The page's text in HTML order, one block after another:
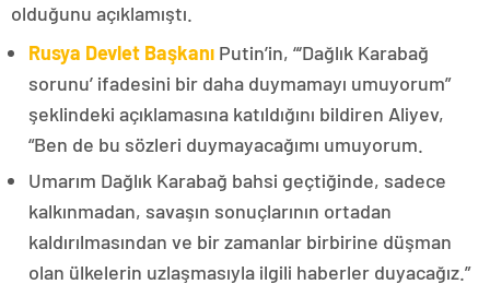
olduğunu açıklamıştı.
Rusya Devlet Başkanı Putin’in, “‘Dağlık Karabağ
sorunu’ ifadesini bir daha duymamayı umuyorum”
şeklindeki açıklamasına katıldığını bildiren Aliyev,
“Ben de bu sözleri duymayacağımı umuyorum.
Umarım Dağlık Karabağ bahsi geçtiğinde, sadece
kalkınmadan, savaşın sonuçlarının ortadan
kaldırılmasından ve bir zamanlar birbirine düşman
olan ülkelerin uzlaşmasıyla ilgili haberler duyacağız.”